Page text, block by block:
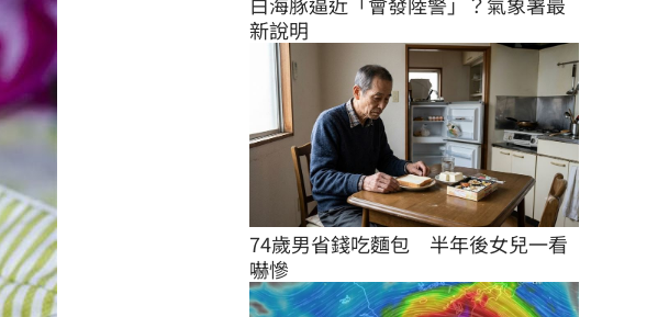
新說明
74歲男省錢吃麵包　半年後女兒一看
嚇慘